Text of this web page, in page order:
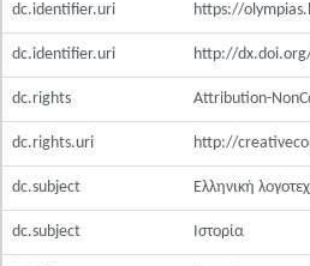
dc.identifier.uri https://
dc.identifier.uri http://
dc.rights Attribution-
dc.rights.uri http://
dc.subject Ελληνική
dc.subject Ιστορία